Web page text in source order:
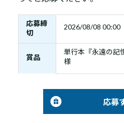
応募締
切
2026/08/08 00:00
賞品
単行本『永遠の
様
応募